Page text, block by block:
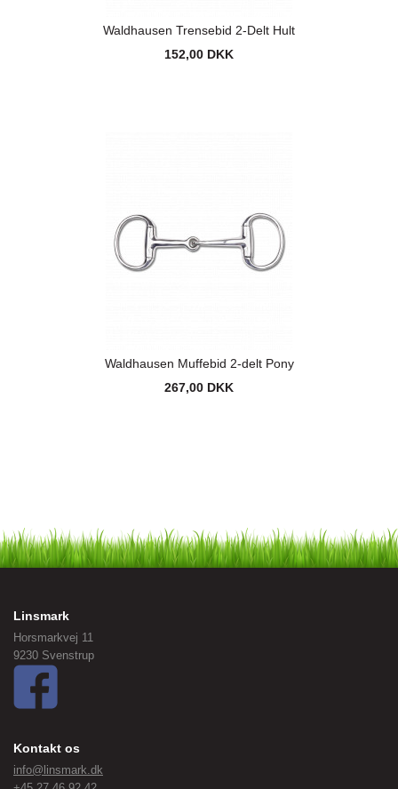
Waldhausen Trensebid 2-Delt Hult
152,00 DKK
Waldhausen Muffebid 2-delt Pony
267,00 DKK
Linsmark
Horsmarkvej 11
9230 Svenstrup
Kontakt os
info@linsmark.dk